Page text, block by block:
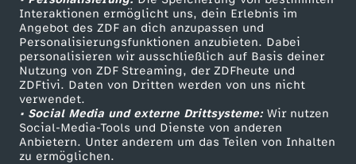
Interaktionen ermöglicht uns, dein Erlebnis im
Angebot des ZDF an dich anzupassen und
Personalisierungsfunktionen anzubieten. Dabei
personalisieren wir ausschließlich auf Basis deiner
Nutzung von ZDF Streaming, der ZDFheute und
ZDFtivi. Daten von Dritten werden von uns nicht
verwendet.
• Social Media und externe Drittsysteme:Wir nutzen
Social-Media-Tools und Dienste von anderen
Anbietern. Unter anderem um das Teilen von Inhalten
zu ermöglichen.
h
t
Sendungen A-Z
TV-Programm
Hilfe
ZDF Unternehmen
Karriere